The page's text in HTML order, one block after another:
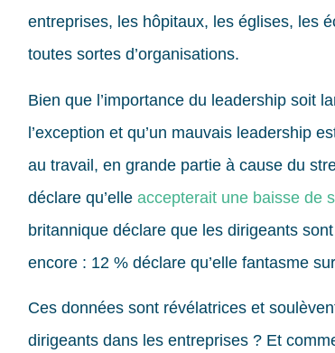
entreprises, les hôpitaux, les églises, les
toutes sortes d’organisations.
Bien que l’importance du leadership soit
l’exception et qu’un mauvais leadership
au travail, en grande partie à cause du
déclare qu’elle accepterait une baisse de
britannique déclare que les dirigeants
encore : 12 % déclare qu’elle fantasme
Ces données sont révélatrices et
dirigeants dans les entreprises ? Et